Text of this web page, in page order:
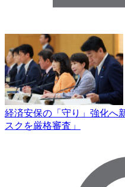
経済安保の「守り」強化へ
スクを厳格審査」